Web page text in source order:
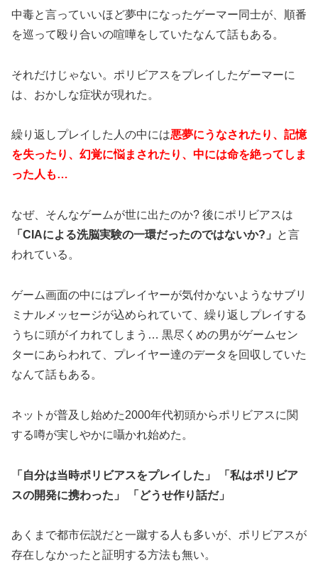
中毒と言っていいほど夢中になったゲーマー同士が、順番
を巡って殴り合いの喧嘩をしていたなんて話もある。
それだけじゃない。ポリビアスをプレイしたゲーマーに
は、おかしな症状が現れた。
繰り返しプレイした人の中には悪夢にうなされたり、記憶
を失ったり、幻覚に悩まされたり、中には命を絶ってしま
った人も…
なぜ、そんなゲームが世に出たのか? 後にポリビアスは
「CIAによる洗脳実験の一環だったのではないか?」
と言
われている。
ゲーム画面の中にはプレイヤーが気付かないようなサブリ
ミナルメッセージが込められていて、繰り返しプレイする
うちに頭がイカれてしまう… 黒尽くめの男がゲームセン
ターにあらわれて、プレイヤー達のデータを回収していた
なんて話もある。
ネットが普及し始めた2000年代初頭からポリビアスに関
する噂が実しやかに囁かれ始めた。
「自分は当時ポリビアスをプレイした」
「私はポリビア
スの開発に携わった」
「どうせ作り話だ」
あくまで都市伝説だと一蹴する人も多いが、ポリビアスが
存在しなかったと証明する方法も無い。